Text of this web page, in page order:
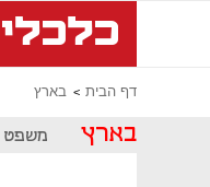
דף הבית בארץ
בארץ משפט